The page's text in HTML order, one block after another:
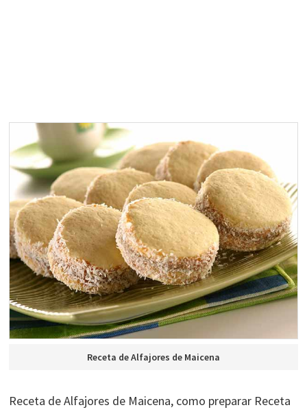
Receta de Alfajores de Maicena
Receta de Alfajores de Maicena, como preparar Receta